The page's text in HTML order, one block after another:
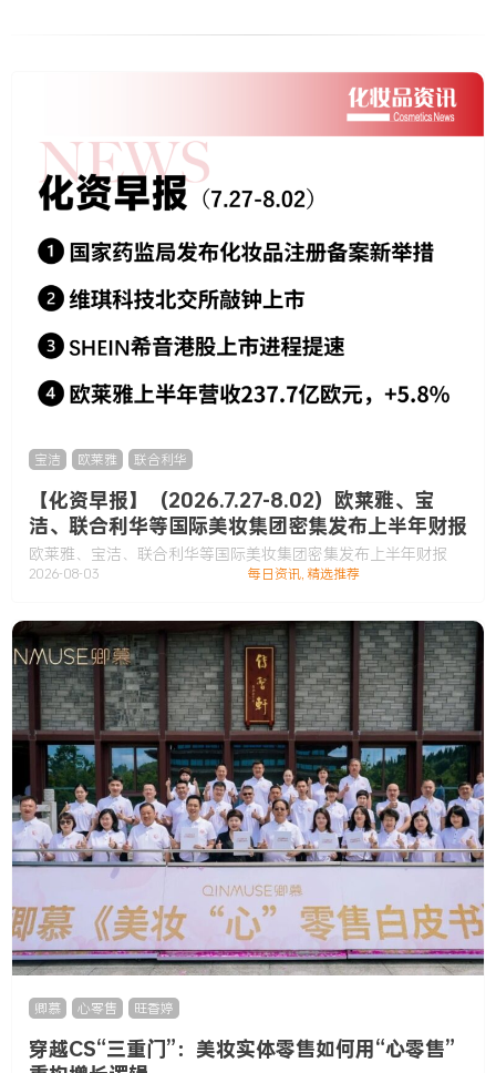
宝洁 欧莱雅 联合利华
【化资早报】（2026.7.27-8.02）欧莱雅、宝
洁、联合利华等国际美妆集团密集发布上半年财报
欧莱雅、宝洁、联合利华等国际美妆集团密集发布上半年财报
2026-08-03 每日资讯,精选推荐
卿慕 心零售 旺香婷
穿越CS“三重门”：美妆实体零售如何用“心零售”